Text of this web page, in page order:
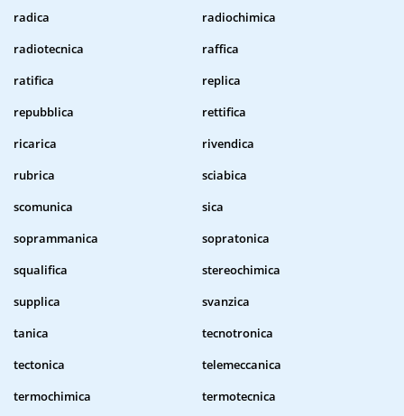
radica
radiochimica
radiotecnica
raffica
ratifica
replica
repubblica
rettifica
ricarica
rivendica
rubrica
sciabica
scomunica
sica
soprammanica
sopratonica
squalifica
stereochimica
supplica
svanzica
tanica
tecnotronica
tectonica
telemeccanica
termochimica
termotecnica